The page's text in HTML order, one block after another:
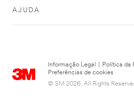
AJUDA
Informação Legal Política da
Preferências de cookies
© 3M 2026. All Rights